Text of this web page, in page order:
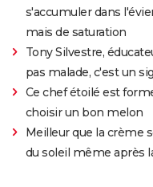
s'accumuler dans
mais de saturation
Tony Silvestre,
pas malade, c'est un
Ce chef étoilé est
choisir un bon melon
Meilleur que la crème
du soleil même après